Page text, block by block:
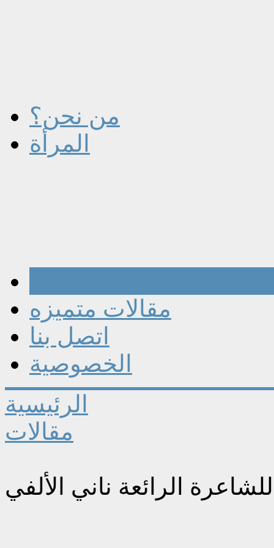
من نحن؟
المرأة
مقالات متميزه
اتصل بنا
الخصوصية
الرئيسية
مقالات
الرائعة ناني الألفي